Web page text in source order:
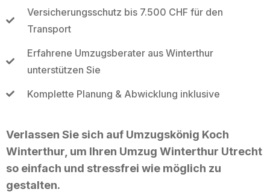
Versicherungsschutz bis 7.500 CHF für den
Transport
Erfahrene Umzugsberater aus Winterthur
unterstützen Sie
Komplette Planung & Abwicklung inklusive
Verlassen Sie sich auf Umzugskönig Koch
Winterthur, um Ihren Umzug Winterthur Utrecht
so einfach und stressfrei wie möglich zu
gestalten.